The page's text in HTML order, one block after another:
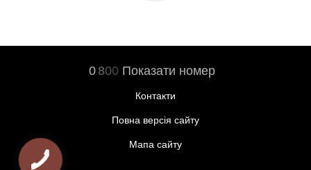
0 800 Показати номер
Контакти
Повна версія сайту
Мапа сайту